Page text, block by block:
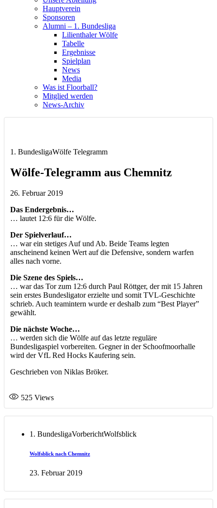
Hauptverein
Sponsoren
Alumni – 1. Bundesliga
Lilienthaler Wölfe
Tabelle
Ergebnisse
Spielplan
News
Media
Was ist Floorball?
Mitglied werden
News-Archiv
1. BundesligaWölfe Telegramm
Wölfe-Telegramm aus Chemnitz
26. Februar 2019
Das Endergebnis…
… lautet 12:6 für die Wölfe.
Der Spielverlauf…
… war ein stetiges Auf und Ab. Beide Teams legten
anscheinend keinen Wert auf die Defensive, sondern warfen
alles nach vorne.
Die Szene des Spiels…
… war das Tor zum 12:6 durch Paul Röttger, der mit 15 Jahren
sein erstes Bundesligator erzielte und somit TVL-Geschichte
schrieb. Auch teamintern wurde er deshalb zum “Best Player”
gewählt.
Die nächste Woche…
… werden sich die Wölfe auf das letzte reguläre
Bundesligaspiel vorbereiten. Gegner in der Schoofmoorhalle
wird der VfL Red Hocks Kaufering sein.
Geschrieben von Niklas Bröker.
525 Views
1. BundesligaVorberichtWolfsblick
Wolfsblick nach Chemnitz
23. Februar 2019